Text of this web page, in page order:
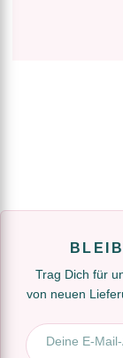
Trag Dich für
von neuen
E-Mail-Adresse